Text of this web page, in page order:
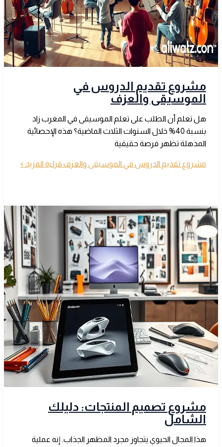
مشروع تقديم الدروس في
الموسيقى والعزف
هل تعلم أن الطلب على تعلم الموسيقى في المغرب زاد
بنسبة 40% خلال السنوات الثلاث الماضية؟ هذه الإحصائية
المذهلة تظهر فرصة حقيقية
مشروع تقديم الدروس في الموسيقى والعزف قراءة المزيد »
مشروع تصميم المنتجات: دليلك
الشامل
هذا المجال الحيوي يتجاوز مجرد المظهر الجذاب. إنه عملية